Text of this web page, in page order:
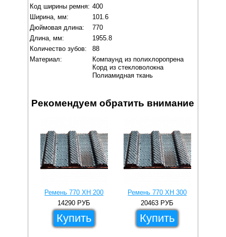
Код ширины ремня: 400
Ширина, мм:
101.6
Дюймовая длина:
770
Длина, мм:
1955.8
Количество зубов:
88
Материал:
Компаунд из полихлоропрена
Корд из стекловолокна
Полиамидная ткань
Рекомендуем обратить внимание
Ремень 770 XH 200
14290 РУБ
Купить
Ремень 770 XH 300
20463 РУБ
Купить